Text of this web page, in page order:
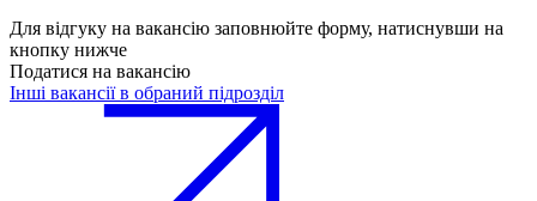
Для відгуку на вакансію заповнюйте форму, натиснувши на
кнопку нижче
Податися на вакансію
Інші вакансії в обраний підрозділ